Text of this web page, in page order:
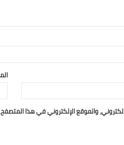
والموقع الإلكتروني في هذا